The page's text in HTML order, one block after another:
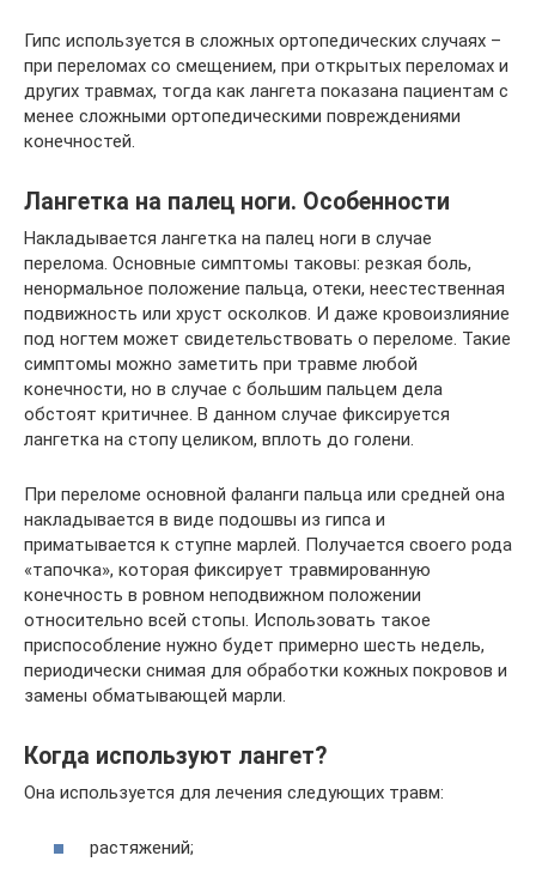
Гипс используется в сложных ортопедических случаях –
при переломах со смещением, при открытых переломах и
других травмах, тогда как лангета показана пациентам с
менее сложными ортопедическими повреждениями
конечностей.
Лангетка на палец ноги. Особенности
Накладывается лангетка на палец ноги в случае
перелома. Основные симптомы таковы: резкая боль,
ненормальное положение пальца, отеки, неестественная
подвижность или хруст осколков. И даже кровоизлияние
под ногтем может свидетельствовать о переломе. Такие
симптомы можно заметить при травме любой
конечности, но в случае с большим пальцем дела
обстоят критичнее. В данном случае фиксируется
лангетка на стопу целиком, вплоть до голени.
При переломе основной фаланги пальца или средней она
накладывается в виде подошвы из гипса и
приматывается к ступне марлей. Получается своего рода
«тапочка», которая фиксирует травмированную
конечность в ровном неподвижном положении
относительно всей стопы. Использовать такое
приспособление нужно будет примерно шесть недель,
периодически снимая для обработки кожных покровов и
замены обматывающей марли.
Когда используют лангет?
Она используется для лечения следующих травм:
растяжений;